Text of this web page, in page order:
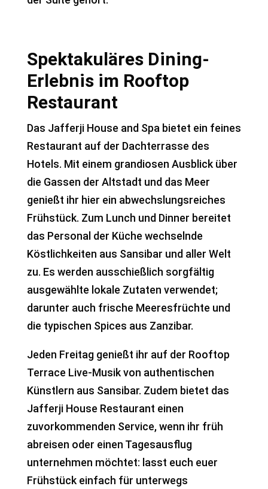
Spektakuläres Dining-
Erlebnis im Rooftop
Restaurant
Das Jafferji House and Spa bietet ein feines
Restaurant auf der Dachterrasse des
Hotels. Mit einem grandiosen Ausblick über
die Gassen der Altstadt und das Meer
genießt ihr hier ein abwechslungsreiches
Frühstück. Zum Lunch und Dinner bereitet
das Personal der Küche wechselnde
Köstlichkeiten aus Sansibar und aller Welt
zu. Es werden ausschießlich sorgfältig
ausgewählte lokale Zutaten verwendet;
darunter auch frische Meeresfrüchte und
die typischen Spices aus Zanzibar.
Jeden Freitag genießt ihr auf der Rooftop
Terrace Live-Musik von authentischen
Künstlern aus Sansibar. Zudem bietet das
Jafferji House Restaurant einen
zuvorkommenden Service, wenn ihr früh
abreisen oder einen Tagesausflug
unternehmen möchtet: lasst euch euer
Frühstück einfach für unterwegs